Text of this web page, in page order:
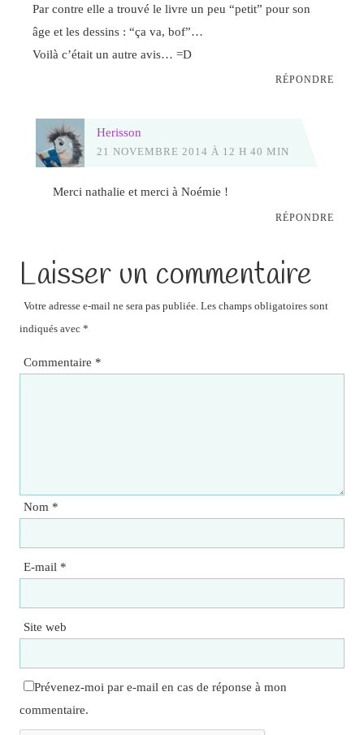
Par contre elle a trouvé le livre un peu “petit” pour son
âge et les dessins : “ça va, bof”…
Voilà c’était un autre avis… =D
RÉPONDRE
Herisson
21 NOVEMBRE 2014 À 12 H 40 MIN
Merci nathalie et merci à Noémie !
RÉPONDRE
Laisser un commentaire
Votre adresse e-mail ne sera pas publiée. Les champs obligatoires sont
indiqués avec *
Commentaire *
Nom *
E-mail *
Site web
Prévenez-moi par e-mail en cas de réponse à mon
commentaire.